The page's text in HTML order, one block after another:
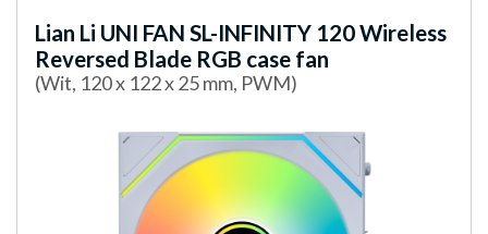
Lian Li UNI FAN SL-INFINITY 120 Wireless
Reversed Blade RGB case fan
(Wit, 120 x 122 x 25 mm, PWM)